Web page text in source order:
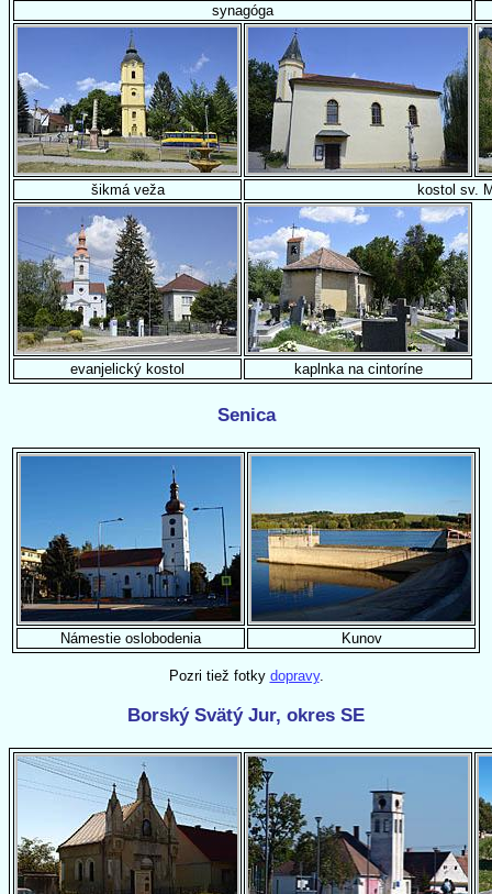
synagóga
šikmá veža kostol sv.
evanjelický kostol kaplnka na cintoríne
Senica
Námestie oslobodenia Kunov
Pozri tiež fotky dopravy.
Borský Svätý Jur, okres SE